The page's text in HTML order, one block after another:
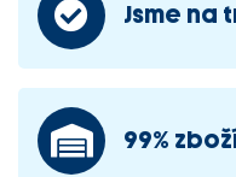
Jsme na
99%